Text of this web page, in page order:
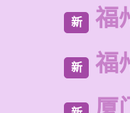
新 福
新 福